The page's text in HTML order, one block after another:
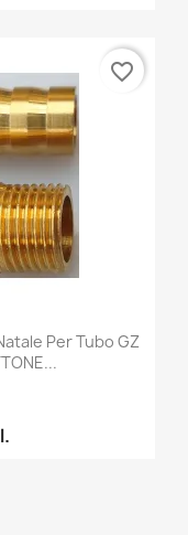
Per Tubo GZ
favorite_border